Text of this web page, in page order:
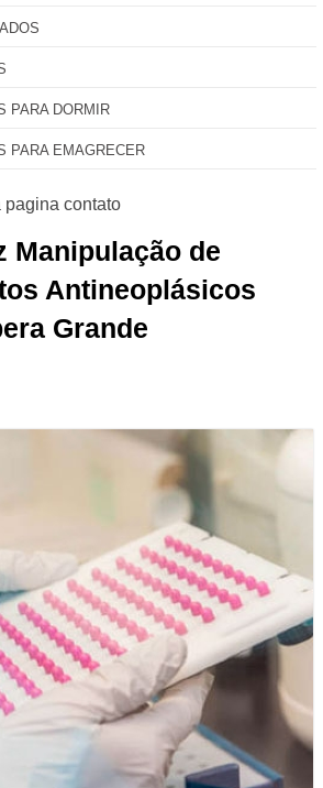
PARA DORMIR
PARA EMAGRECER
Manipulação de
Antineoplásicos
Grande